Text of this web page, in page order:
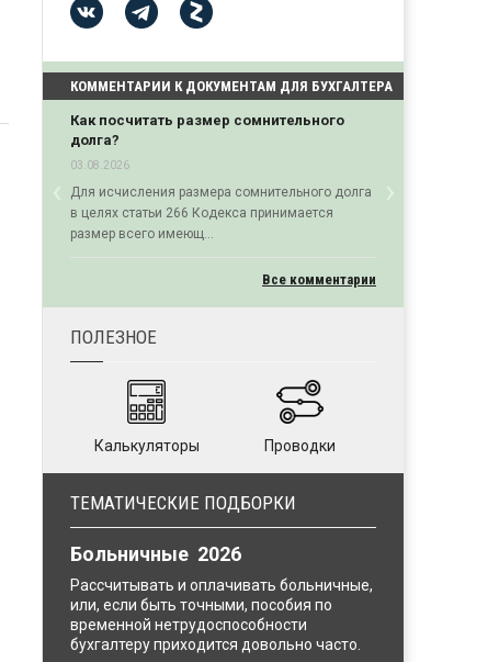
КОММЕНТАРИИ К ДОКУМЕНТАМ ДЛЯ БУХГАЛТЕРА
Как посчитать размер сомнительного
долга?
03.08.2026
Для исчисления размера сомнительного долга
в целях статьи 266 Кодекса принимается
размер всего имеющ...
‹Previous ›Next
Все комментарии
ПОЛЕЗНОЕ
Калькуляторы Проводки
ТЕМАТИЧЕСКИЕ ПОДБОРКИ
Больничные 2026
Рассчитывать и оплачивать больничные,
или, если быть точными, пособия по
временной нетрудоспособности
бухгалтеру приходится довольно часто.